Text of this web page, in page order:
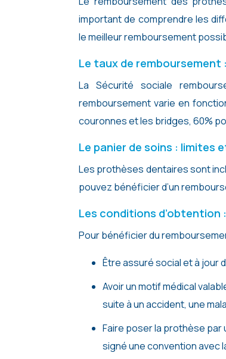
important de comprendre les
le meilleur remboursement
Le taux de
La Sécurité sociale
remboursement varie en
couronnes et les bridges, 60%
Le panier de soins : limites
Les prothèses dentaires sont
pouvez bénéficier d’un
Les conditions d’obtention
Pour bénéficier du
Être assuré social et à jour
Avoir un motif médical
suite à un accident, une
Faire poser la prothèse par
signé une convention avec